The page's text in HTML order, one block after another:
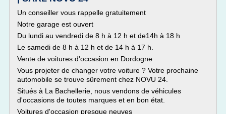
Un conseiller vous rappelle gratuitement
Notre garage est ouvert
Du lundi au vendredi de 8 h à 12 h et de14h à 18 h
Le samedi de 8 h à 12 h et de 14 h à 17 h.
Vente de voitures d'occasion en Dordogne
Vous projeter de changer votre voiture ? Votre prochaine
automobile se trouve sûrement chez NOVU 24.
Situés à La Bachellerie, nous vendons de véhicules
d'occasions de toutes marques et en bon état.
Voitures d'occasion presque neuves